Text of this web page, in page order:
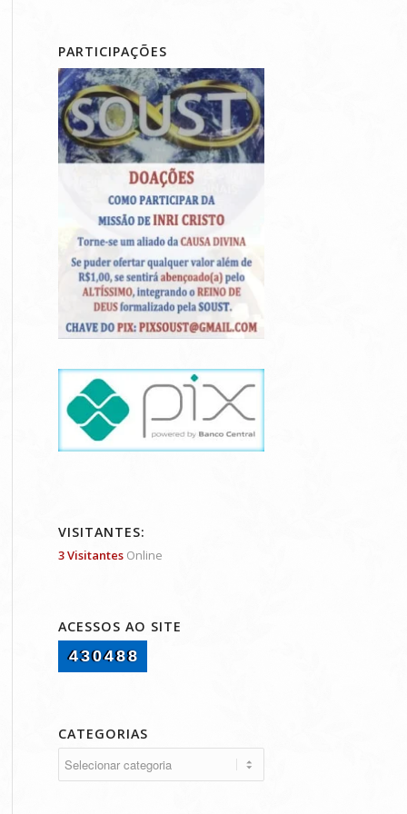
PARTICIPAÇÕES
VISITANTES:
3 VisitantesOnline
ACESSOS AO SITE
430488
CATEGORIAS